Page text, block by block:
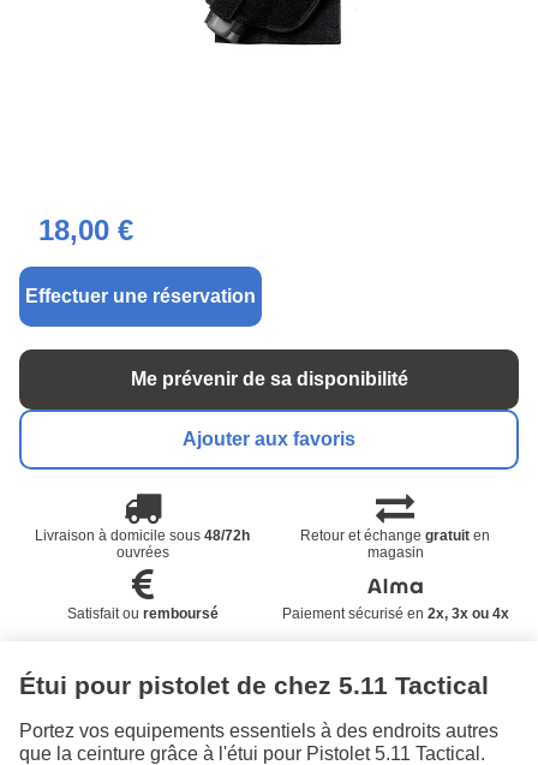
18,00 €
Effectuer une réservation
Me prévenir de sa disponibilité
Ajouter aux favoris
Livraison à domicile sous48/72h
ouvrées
Retour et échangegratuit en
magasin
Satisfait ou remboursé Paiement sécurisé en 2x, 3x ou 4x
Étui pour pistolet de chez 5.11 Tactical
Portez vos equipements essentiels à des endroits autres
que la ceinture grâce à l'étui pour Pistolet 5.11 Tactical.